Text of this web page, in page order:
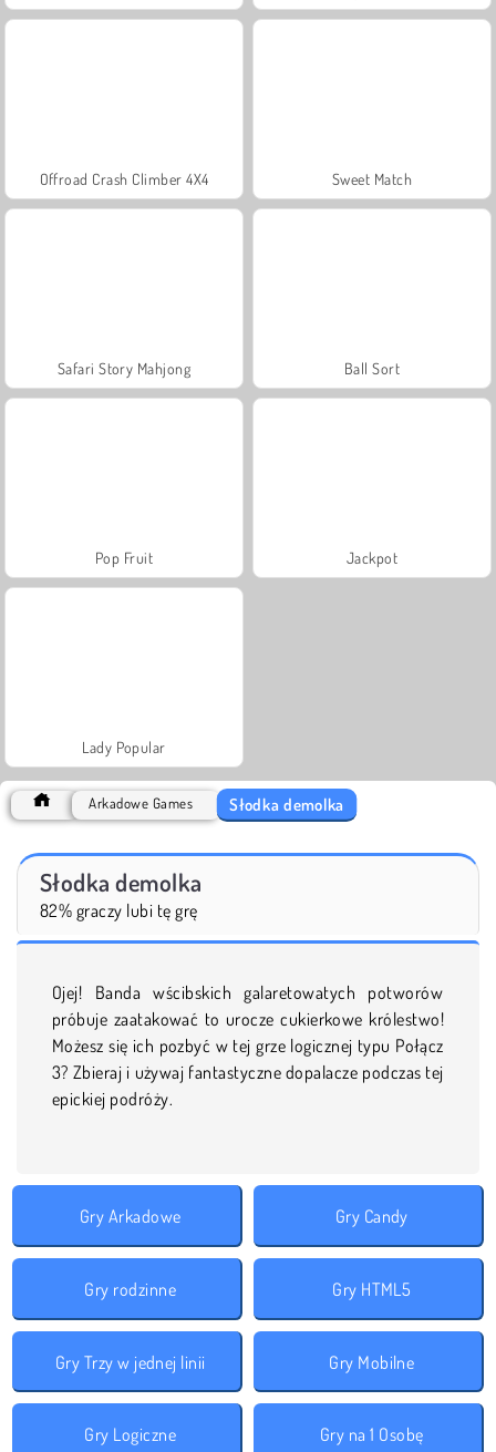
Offroad Crash Climber 4X4 Sweet Match
Safari Story Mahjong Ball Sort
Pop Fruit Jackpot
Lady Popular
Arkadowe Games Słodka demolka
Słodka demolka
82% graczy lubi tę grę
Ojej! Banda wścibskich galaretowatych potworów
próbuje zaatakować to urocze cukierkowe królestwo!
Możesz się ich pozbyć w tej grze logicznej typu Połącz
3? Zbieraj i używaj fantastyczne dopalacze podczas tej
epickiej podróży.
Gry Arkadowe Gry Candy
Gry rodzinne Gry HTML5
Gry Trzy w jednej linii Gry Mobilne
Gry Logiczne Gry na 1 Osobę